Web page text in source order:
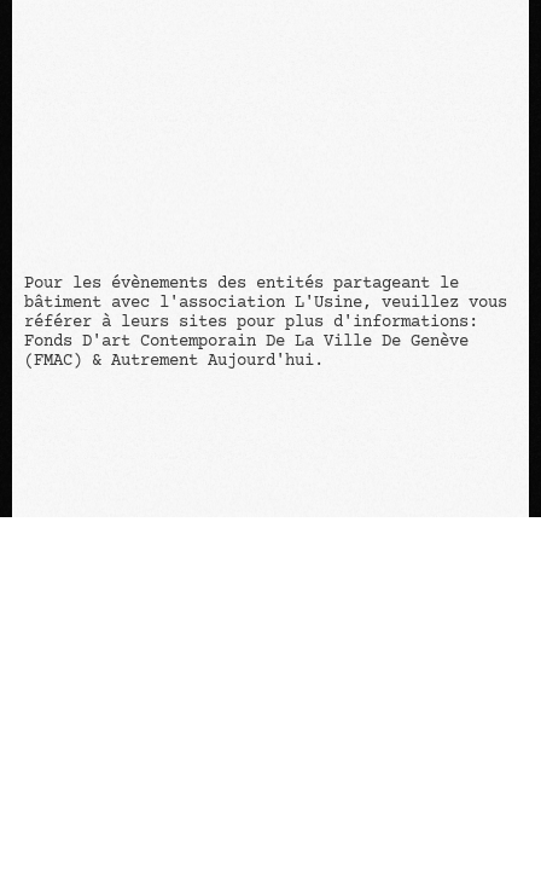
Pour les évènements des entités partageant le
bâtiment avec l'association L'Usine, veuillez vous
référer à leurs sites pour plus d'informations:
Fonds D'art Contemporain De La Ville De Genève
(FMAC) & Autrement Aujourd'hui.